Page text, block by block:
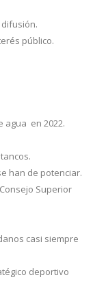
público.
agua en 2022.
han de potenciar.
Superior
casi siempre
deportivo